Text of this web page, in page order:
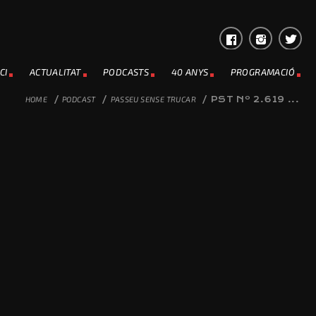
ACTUALITAT PODCASTS 40 ANYS PROGRAMACIÓ
HOME / PODCAST / PASSEU SENSE TRUCAR / PST Nº 2.619 ...